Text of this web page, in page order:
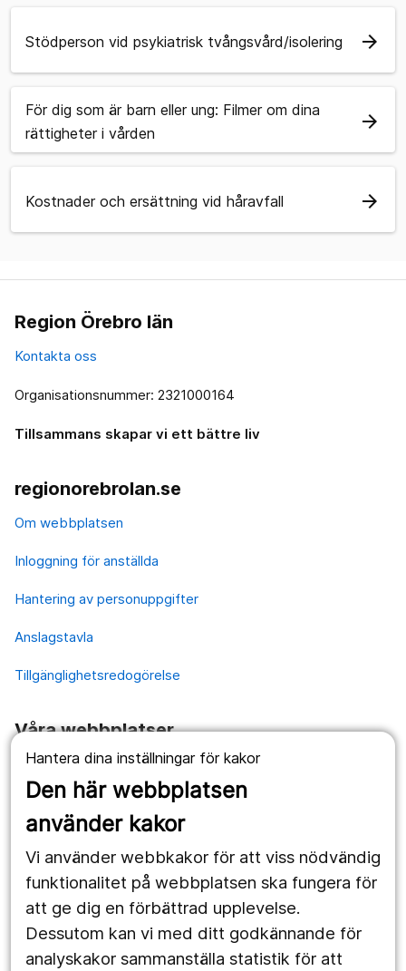
Hantera dina inställningar för kakor
Den här webbplatsen
använder kakor
Vi använder webbkakor för att viss nödvändig
funktionalitet på webbplatsen ska fungera för
att ge dig en förbättrad upplevelse.
Dessutom kan vi med ditt godkännande för
analyskakor sammanställa statistik för att
Stödperson vid psykiatrisk tvångsvård/isolering arrow_forward
För dig som är barn eller ung: Filmer om dina
rättigheter i vården
arrow_forward
Kostnader och ersättning vid håravfall arrow_forward
Region Örebro län
Kontakta oss
Organisationsnummer: 2321000164
Tillsammans skapar vi ett bättre liv
regionorebrolan.se
Om webbplatsen
Inloggning för anställda
Hantering av personuppgifter
Anslagstavla
Tillgänglighetsredogörelse
Våra webbplatser
1177.se
Länstrafiken
Utveckling
Följ oss